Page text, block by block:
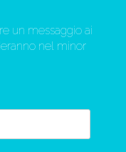
un messaggio ai
nel minor